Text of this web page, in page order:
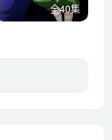
全40集